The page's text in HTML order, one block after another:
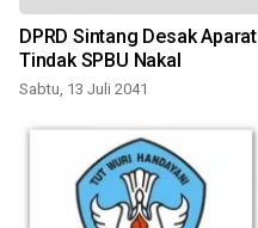
DPRD Sintang Desak Aparat
Tindak SPBU Nakal
Sabtu, 13 Juli 2041